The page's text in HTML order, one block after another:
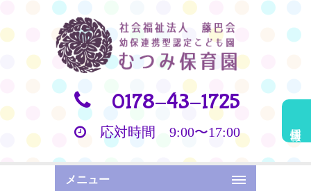
0178-43-1725
応対時間 9:00〜17:00
メニュー